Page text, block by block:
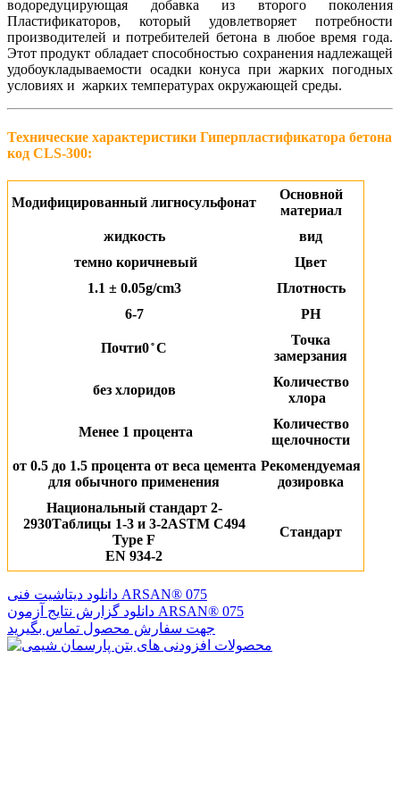
водоредуцирующая добавка из второго поколения
Пластификаторов, который удовлетворяет потребности
производителей и потребителей бетона в любое время года.
Этот продукт обладает способностью сохранения надлежащей
удобоукладываемости осадки конуса при жарких погодных
условиях и жарких температурах окружающей среды.
Технические характеристики Гиперпластификатора бетона
код CLS-300:
Модифицированный лигносульфонат
Основной
материал
жидкость
вид
темно коричневый
Цвет
1.1 ± 0.05g/cm3
Плотность
6-7
PH
Почти0 ̊ C
Точка
замерзания
без хлоридов
Количество
хлора
Менее 1 процента
Количество
щелочности
от 0.5 до 1.5 процента от веса цемента
для обычного применения
Рекомендуемая
дозировка
Национальный стандарт 2-
2930Таблицы 1-3 и 3-2ASTM C494
Type F
EN 934-2
Стандарт
دانلود دیتاشیت فنی ARSAN® 075
دانلود گزارش نتایج آزمون ARSAN® 075
جهت سفارش محصول تماس بگیرید